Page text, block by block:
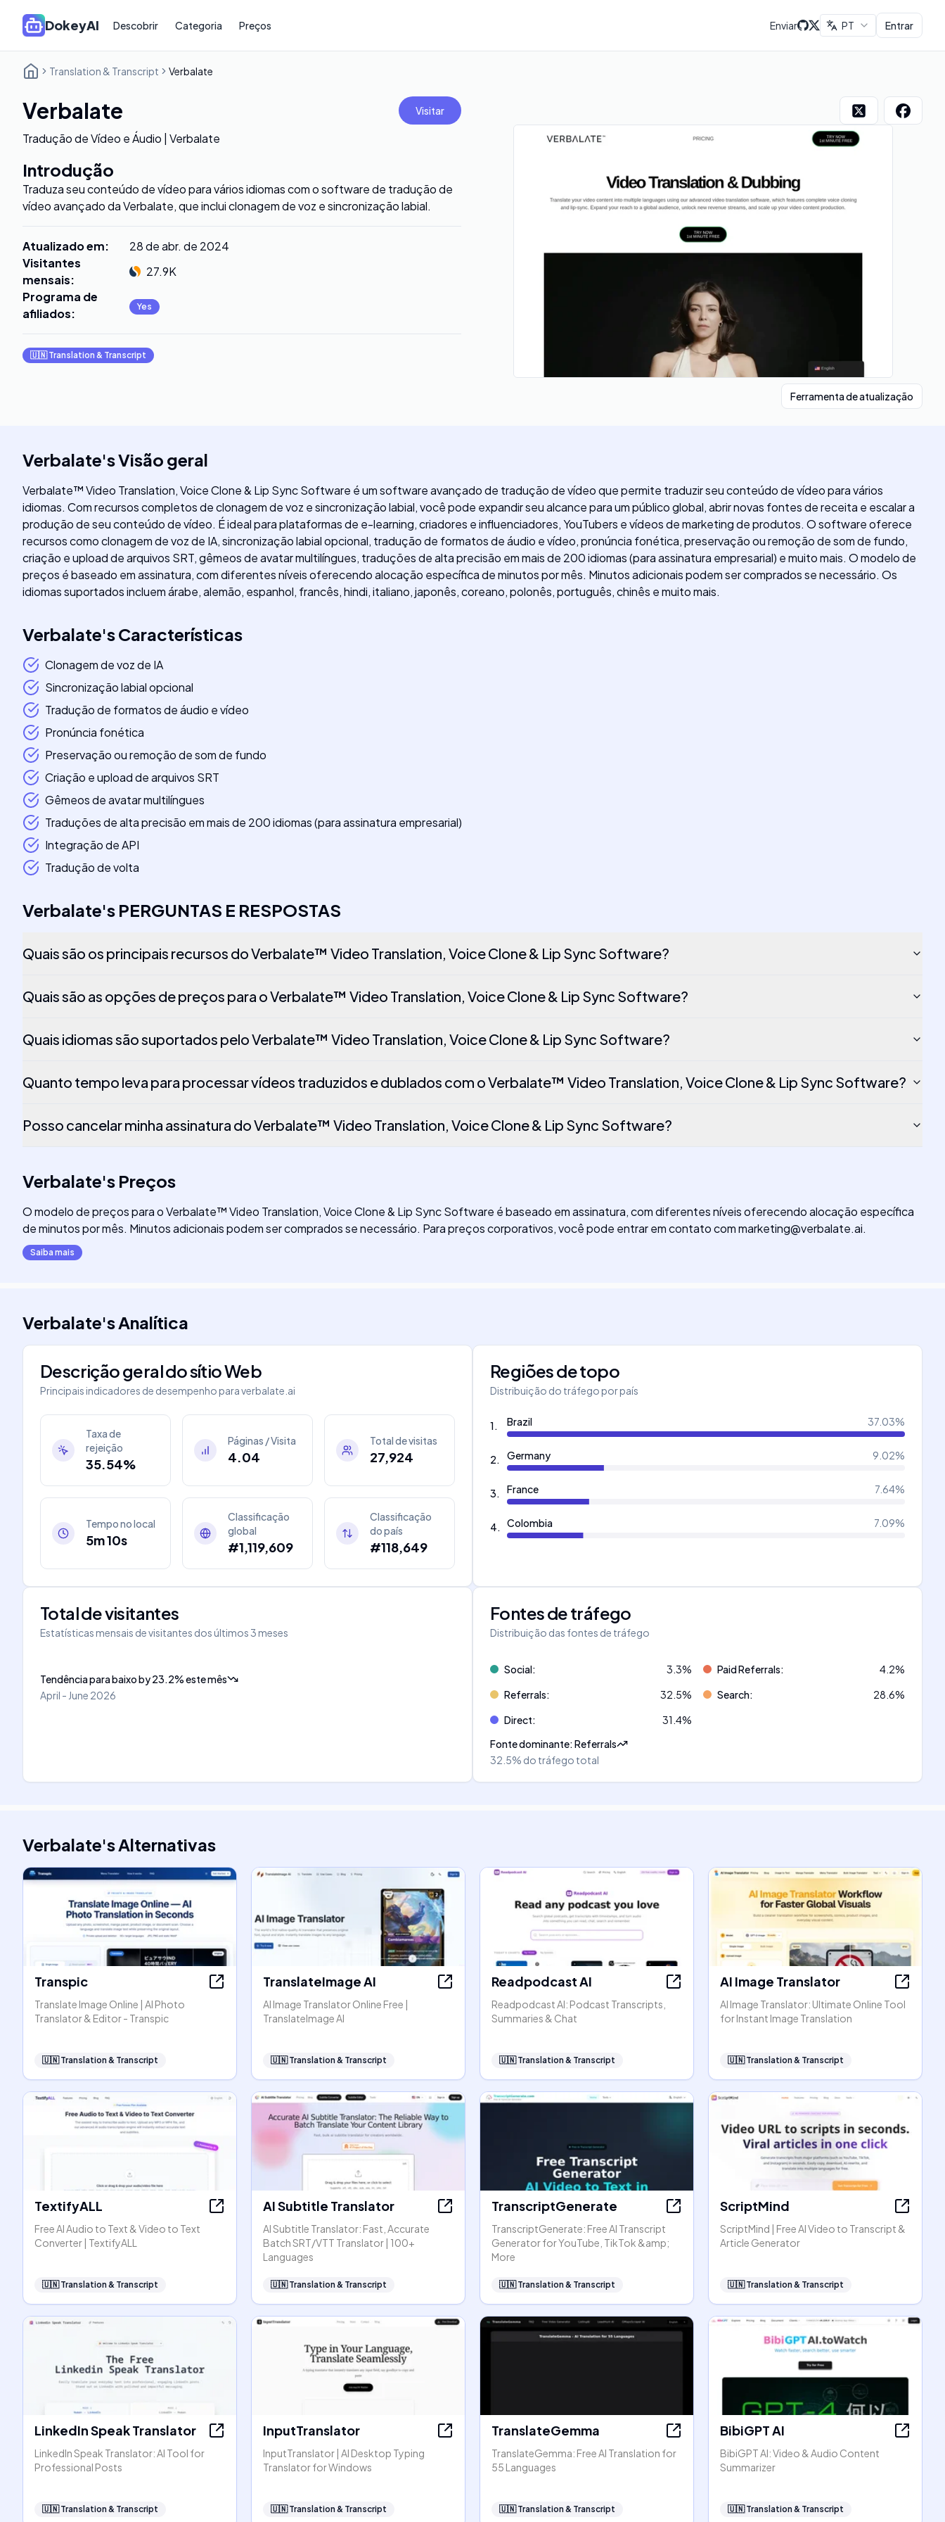
DokeyAI Descobrir Categoria Preços Enviar PT Entrar
Translation & Transcript Verbalate
Verbalate Visitar
Tradução de Vídeo e Áudio | Verbalate
Introdução
Traduza seu conteúdo de vídeo para vários idiomas com o software de tradução de
vídeo avançado da Verbalate, que inclui clonagem de voz e sincronização labial.
Atualizado em:
28 de abr. de 2024
Visitantes
mensais:
27.9K
Programa de
afiliados: Yes
🇺🇳 Translation & Transcript
Ferramenta de atualização
Verbalate'sVisão geral
Verbalate™ Video Translation, Voice Clone & Lip Sync Software é um software avançado de tradução de vídeo que permite traduzir seu conteúdo de vídeo para vários
idiomas. Com recursos completos de clonagem de voz e sincronização labial, você pode expandir seu alcance para um público global, abrir novas fontes de receita e escalar a
produção de seu conteúdo de vídeo. É ideal para plataformas de e-learning, criadores e influenciadores, YouTubers e vídeos de marketing de produtos. O software oferece
recursos como clonagem de voz de IA, sincronização labial opcional, tradução de formatos de áudio e vídeo, pronúncia fonética, preservação ou remoção de som de fundo,
criação e upload de arquivos SRT, gêmeos de avatar multilíngues, traduções de alta precisão em mais de 200 idiomas (para assinatura empresarial) e muito mais. O modelo de
preços é baseado em assinatura, com diferentes níveis oferecendo alocação específica de minutos por mês. Minutos adicionais podem ser comprados se necessário. Os
idiomas suportados incluem árabe, alemão, espanhol, francês, hindi, italiano, japonês, coreano, polonês, português, chinês e muito mais.
Verbalate'sCaracterísticas
Clonagem de voz de IA
Sincronização labial opcional
Tradução de formatos de áudio e vídeo
Pronúncia fonética
Preservação ou remoção de som de fundo
Criação e upload de arquivos SRT
Gêmeos de avatar multilíngues
Traduções de alta precisão em mais de 200 idiomas (para assinatura empresarial)
Integração de API
Tradução de volta
Verbalate's PERGUNTAS E RESPOSTAS
Quais são os principais recursos do Verbalate™ Video Translation, Voice Clone & Lip Sync Software?
Quais são as opções de preços para o Verbalate™ Video Translation, Voice Clone & Lip Sync Software?
Quais idiomas são suportados pelo Verbalate™ Video Translation, Voice Clone & Lip Sync Software?
Quanto tempo leva para processar vídeos traduzidos e dublados com o Verbalate™ Video Translation, Voice Clone & Lip Sync Software?
Posso cancelar minha assinatura do Verbalate™ Video Translation, Voice Clone & Lip Sync Software?
Verbalate's Preços
O modelo de preços para o Verbalate™ Video Translation, Voice Clone & Lip Sync Software é baseado em assinatura, com diferentes níveis oferecendo alocação específica
de minutos por mês. Minutos adicionais podem ser comprados se necessário. Para preços corporativos, você pode entrar em contato commarketing@verbalate.ai.
Saiba mais
Verbalate'sAnalítica
Descrição geral do sítio Web
Principais indicadores de desempenho paraverbalate.ai
Taxa de
rejeição
35.54%
Páginas / Visita
4.04
Total de visitas
27,924
Tempo no local
5m 10s
Classificação
global
#1,119,609
Classificação
do país
#118,649
Regiões de topo
Distribuição do tráfego por país
1. Brazil 37.03%
2. Germany 9.02%
3. France 7.64%
4. Colombia 7.09%
Total de visitantes
Estatísticas mensais de visitantes dos últimos 3 meses
Tendência para baixoby23.2%este mês
April - June 2026
Fontes de tráfego
Distribuição das fontes de tráfego
Social: 3.3% Paid Referrals: 4.2%
Referrals: 32.5% Search: 28.6%
Direct: 31.4%
Fonte dominante:Referrals
32.5% do tráfego total
Verbalate'sAlternativas
Transpic
Translate Image Online | AI Photo
Translator & Editor - Transpic
🇺🇳 Translation & Transcript
TranslateImage AI
AI Image Translator Online Free |
TranslateImage AI
🇺🇳 Translation & Transcript
Readpodcast AI
Readpodcast AI: Podcast Transcripts,
Summaries & Chat
🇺🇳 Translation & Transcript
AI Image Translator
AI Image Translator: Ultimate Online Tool
for Instant Image Translation
🇺🇳 Translation & Transcript
TextifyALL
Free AI Audio to Text & Video to Text
Converter | TextifyALL
🇺🇳 Translation & Transcript
AI Subtitle Translator
AI Subtitle Translator: Fast, Accurate
Batch SRT/VTT Translator | 100+
Languages
🇺🇳 Translation & Transcript
TranscriptGenerate
TranscriptGenerate: Free AI Transcript
Generator for YouTube, TikTok &amp;
More
🇺🇳 Translation & Transcript
ScriptMind
ScriptMind | Free AI Video to Transcript &
Article Generator
🇺🇳 Translation & Transcript
LinkedIn Speak Translator
LinkedIn Speak Translator: AI Tool for
Professional Posts
🇺🇳 Translation & Transcript
InputTranslator
InputTranslator | AI Desktop Typing
Translator for Windows
🇺🇳 Translation & Transcript
TranslateGemma
TranslateGemma: Free AI Translation for
55 Languages
🇺🇳 Translation & Transcript
BibiGPT AI
BibiGPT AI: Video & Audio Content
Summarizer
🇺🇳 Translation & Transcript